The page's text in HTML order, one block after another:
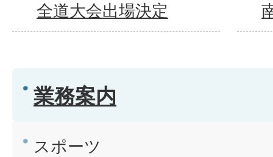
全道大会出場決定
業務案内
スポーツ